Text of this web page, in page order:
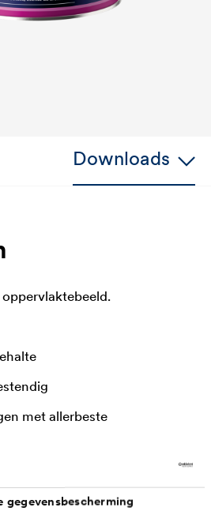
gegevensbescherming
Downloads
met allerbeste